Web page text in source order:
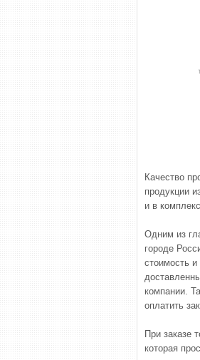
Качество
продукции
и в
Одним из
городе
стоимость
компании.
оплатить
При заказе
которая